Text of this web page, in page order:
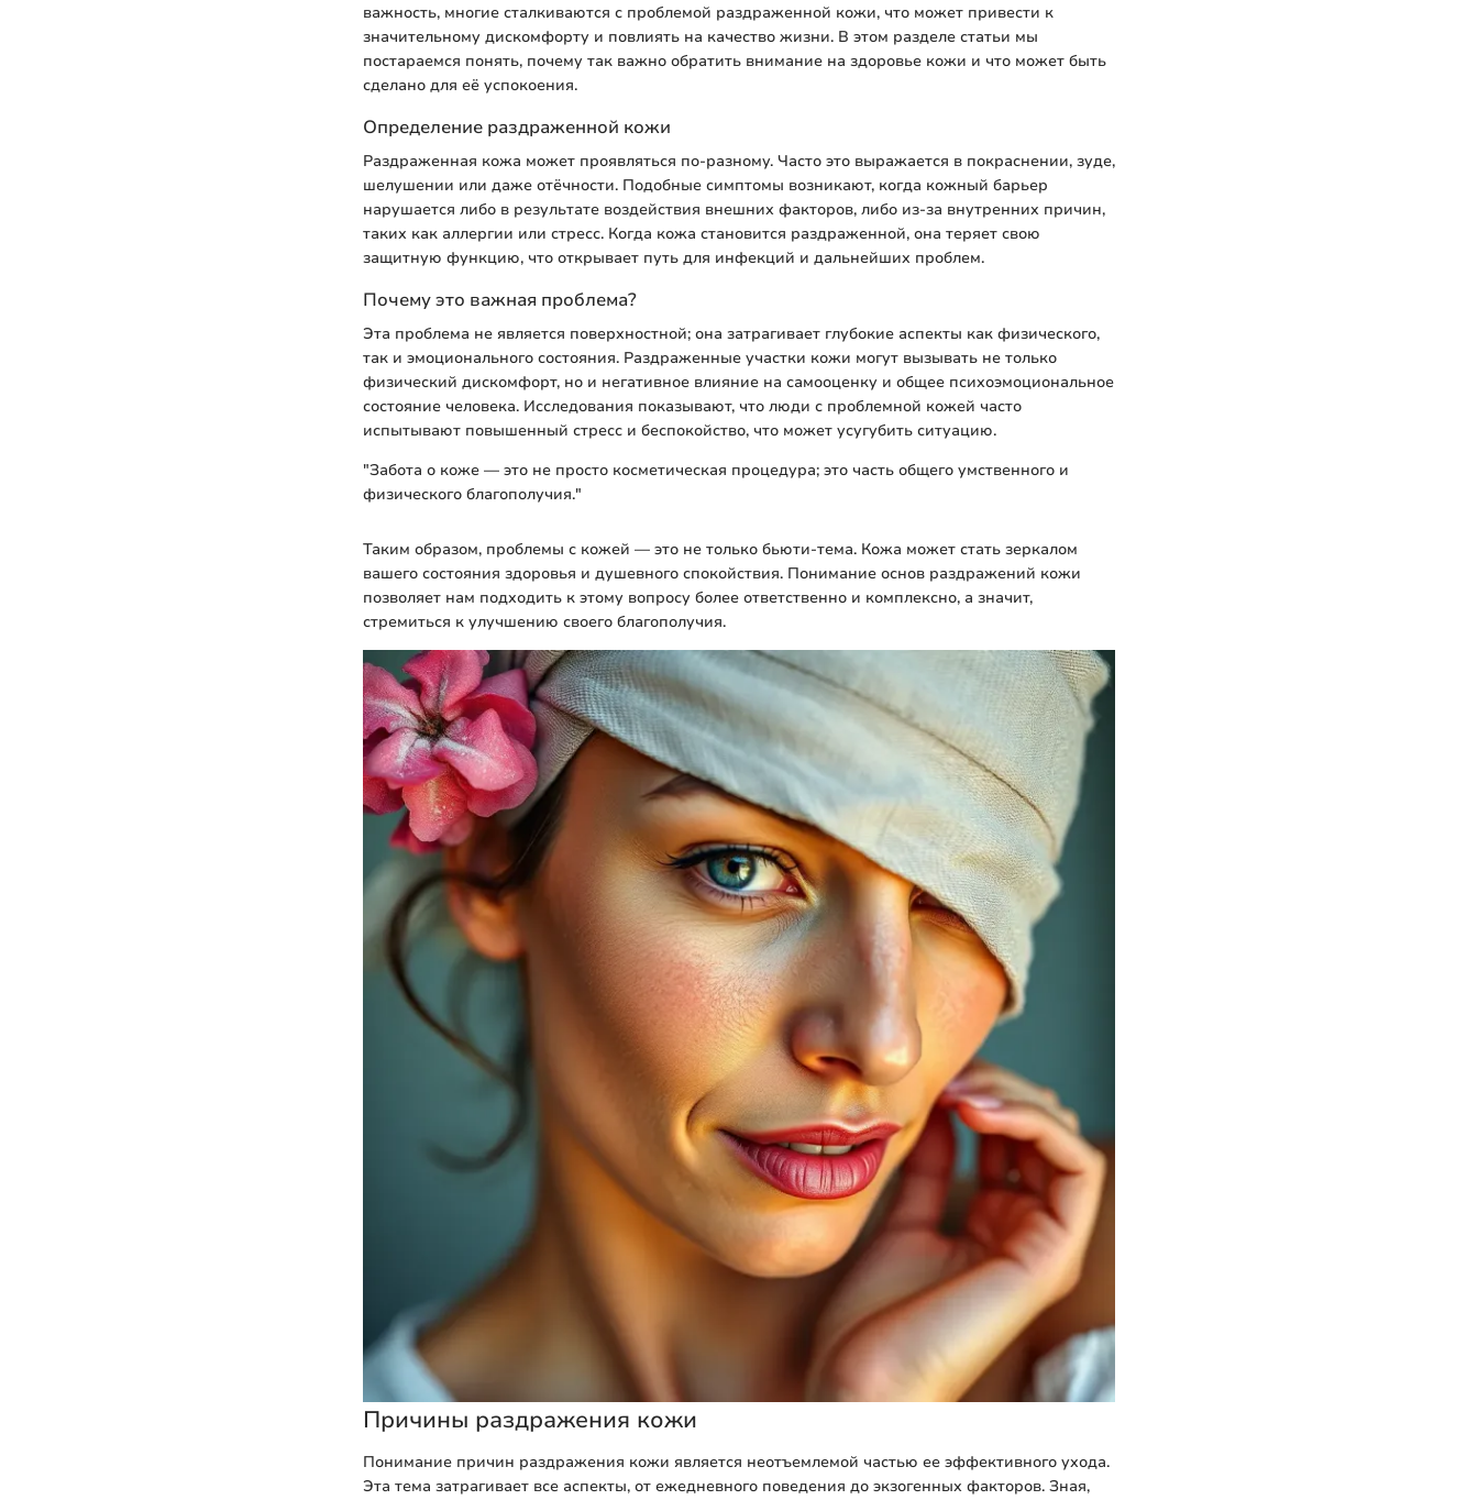
важность, многие сталкиваются с проблемой раздраженной кожи, что может привести к
значительному дискомфорту и повлиять на качество жизни. В этом разделе статьи мы
постараемся понять, почему так важно обратить внимание на здоровье кожи и что может быть
сделано для её успокоения.
Определение раздраженной кожи
Раздраженная кожа может проявляться по-разному. Часто это выражается в покраснении, зуде,
шелушении или даже отёчности. Подобные симптомы возникают, когда кожный барьер
нарушается либо в результате воздействия внешних факторов, либо из-за внутренних причин,
таких как аллергии или стресс. Когда кожа становится раздраженной, она теряет свою
защитную функцию, что открывает путь для инфекций и дальнейших проблем.
Почему это важная проблема?
Эта проблема не является поверхностной; она затрагивает глубокие аспекты как физического,
так и эмоционального состояния. Раздраженные участки кожи могут вызывать не только
физический дискомфорт, но и негативное влияние на самооценку и общее психоэмоциональное
состояние человека. Исследования показывают, что люди с проблемной кожей часто
испытывают повышенный стресс и беспокойство, что может усугубить ситуацию.
"Забота о коже — это не просто косметическая процедура; это часть общего умственного и
физического благополучия."
Таким образом, проблемы с кожей — это не только бьюти-тема. Кожа может стать зеркалом
вашего состояния здоровья и душевного спокойствия. Понимание основ раздражений кожи
позволяет нам подходить к этому вопросу более ответственно и комплексно, а значит,
стремиться к улучшению своего благополучия.
Причины раздражения кожи
Понимание причин раздражения кожи является неотъемлемой частью ее эффективного ухода.
Эта тема затрагивает все аспекты, от ежедневного поведения до экзогенных факторов. Зная,